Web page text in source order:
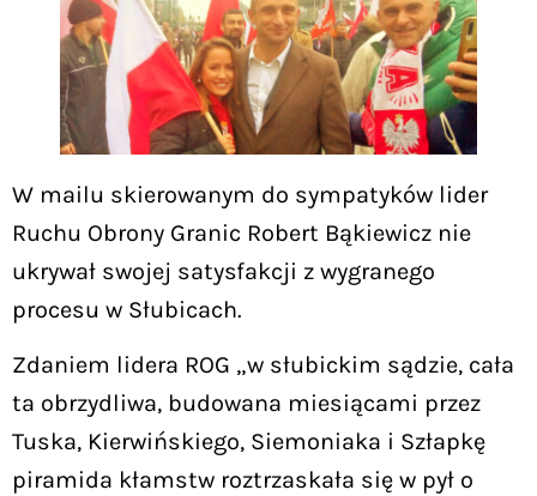
W mailu skierowanym do sympatyków lider
Ruchu Obrony Granic Robert Bąkiewicz nie
ukrywał swojej satysfakcji z wygranego
procesu w Słubicach.
Zdaniem lidera ROG „w słubickim sądzie, cała
ta obrzydliwa, budowana miesiącami przez
Tuska, Kierwińskiego, Siemoniaka i Szłapkę
piramida kłamstw roztrzaskała się w pył o